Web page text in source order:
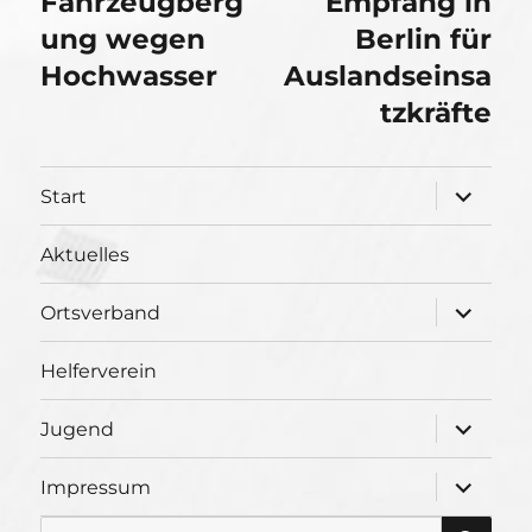
ung wegen
Hochwasser
Berlin für
Auslandseinsa
tzkräfte
Start
öffnen
Aktuelles
Ortsverband
öffnen
Helferverein
Jugend
öffnen
Impressum
öffnen